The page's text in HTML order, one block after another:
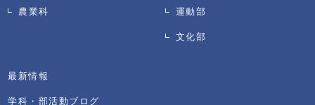
農業科 運動部
文化部
最新情報
学科・部活動ブログ